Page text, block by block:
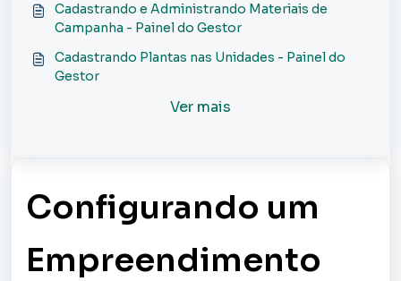
Cadastrando e Administrando Materiais de
Campanha - Painel do Gestor
Cadastrando Plantas nas Unidades - Painel do
Gestor
Ver mais
Configurando um
Empreendimento